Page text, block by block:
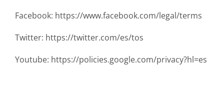
Facebook: https://www.facebook.com/legal/terms
Twitter: https://twitter.com/es/tos
Youtube: https://policies.google.com/privacy?hl=es